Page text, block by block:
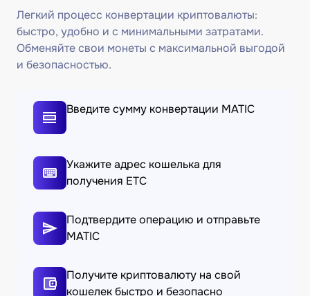
Легкий процесс конвертации криптовалюты:
быстро, удобно и с минимальными затратами.
Обменяйте свои монеты с максимальной выгодой
и безопасностью.
Введите сумму конвертации MATIC
Укажите адрес кошелька для
получения ETC
Подтвердите операцию и отправьте
MATIC
Получите криптовалюту на свой
кошелек быстро и безопасно